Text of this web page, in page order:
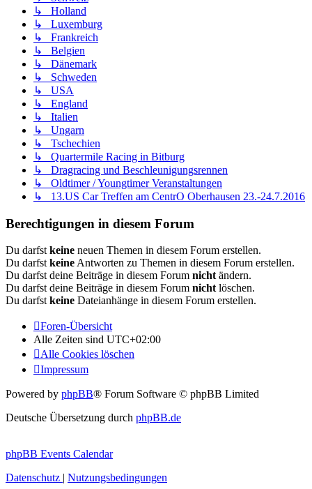
↳ Holland
↳ Luxemburg
↳ Frankreich
↳ Belgien
↳ Dänemark
↳ Schweden
↳ USA
↳ England
↳ Italien
↳ Ungarn
↳ Tschechien
↳ Quartermile Racing in Bitburg
↳ Dragracing und Beschleunigungsrennen
↳ Oldtimer / Youngtimer Veranstaltungen
↳ 13.US Car Treffen am CentrO Oberhausen 23.-24.7.2016
Berechtigungen in diesem Forum
Du darfst keine neuen Themen in diesem Forum erstellen.
Du darfst keine Antworten zu Themen in diesem Forum erstellen.
Du darfst deine Beiträge in diesem Forum nicht ändern.
Du darfst deine Beiträge in diesem Forum nicht löschen.
Du darfst keine Dateianhänge in diesem Forum erstellen.
Foren-Übersicht
Alle Zeiten sind UTC+02:00
Alle Cookies löschen
Impressum
Powered by phpBB® Forum Software © phpBB Limited
Deutsche Übersetzung durch phpBB.de
phpBB Events Calendar
Datenschutz | Nutzungsbedingungen